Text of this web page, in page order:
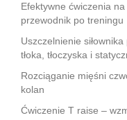
Efektywne ćwiczenia
przewodnik po treningu
Uszczelnienie
tłoka, tłoczyska i
Rozciąganie mięśni
kolan
Ćwiczenie T raise –